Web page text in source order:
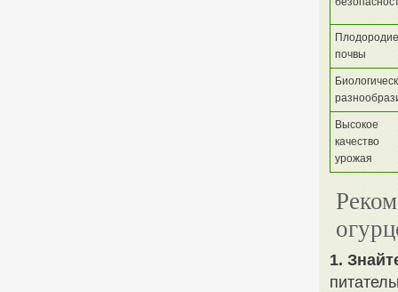
Плодородие
почвы
Высокое
качество
урожая
1.